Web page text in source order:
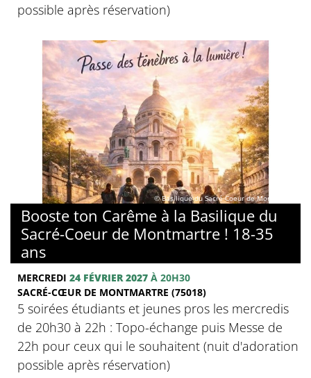
possible après réservation)
© Basilique du Sacré-Coeur de Montmartre
Booste ton Carême à la Basilique du
Sacré-Coeur de Montmartre ! 18-35
ans
MERCREDI 24 FÉVRIER 2027 À 20H30
SACRÉ-CŒUR DE MONTMARTRE (75018)
5 soirées étudiants et jeunes pros les mercredis
de 20h30 à 22h : Topo-échange puis Messe de
22h pour ceux qui le souhaitent (nuit d'adoration
possible après réservation)